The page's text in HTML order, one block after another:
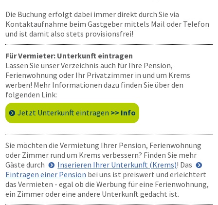
Die Buchung erfolgt dabei immer direkt durch Sie via
Kontaktaufnahme beim Gastgeber mittels Mail oder Telefon
und ist damit also stets provisionsfrei!
Für Vermieter: Unterkunft eintragen
Lassen Sie unser Verzeichnis auch für Ihre Pension,
Ferienwohnung oder Ihr Privatzimmer in und um Krems
werben! Mehr Informationen dazu finden Sie über den
folgenden Link:
Jetzt Unterkunft eintragen >> Info
Sie möchten die Vermietung Ihrer Pension, Ferienwohnung
oder Zimmer rund um Krems verbessern? Finden Sie mehr
Gäste durch
Inserieren Ihrer Unterkunft (Krems)! Das
Eintragen einer Pension bei uns ist preiswert und erleichtert
das Vermieten - egal ob die Werbung für eine Ferienwohnung,
ein Zimmer oder eine andere Unterkunft gedacht ist.